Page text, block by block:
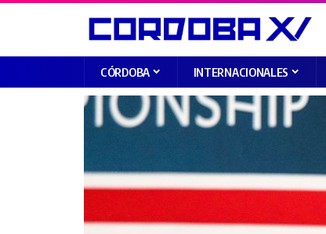
CÓRDOBA INTERNACIONALES